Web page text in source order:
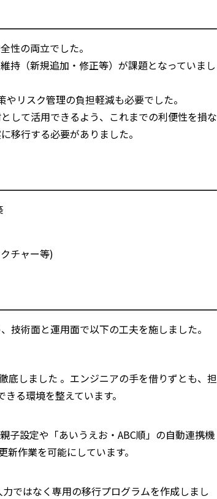
性の両立でした。
持（新規追加・修正等）が課題となっていまし
リスク管理の負担軽減も必要でした。
して活用できるよう、これまでの利便性を損な
移行する必要がありました。
チャー等)
技術面と運用面で以下の工夫を施しました。
しました 。エンジニアの手を借りずとも、担
る環境を整えています。
子設定や「あいうえお・ABC順」の自動連携機
作業を可能にしています。
ではなく専用の移行プログラムを作成しまし